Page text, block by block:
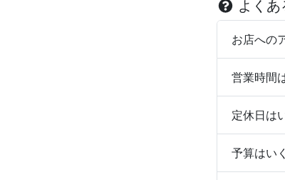
よく
お店への
営業時間
定休日は
予算はい